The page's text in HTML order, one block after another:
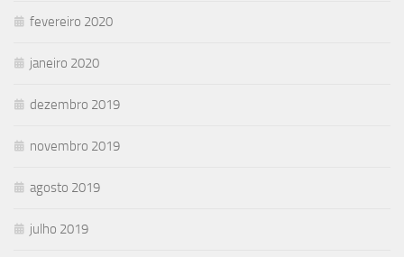
fevereiro 2020
janeiro 2020
dezembro 2019
novembro 2019
agosto 2019
julho 2019